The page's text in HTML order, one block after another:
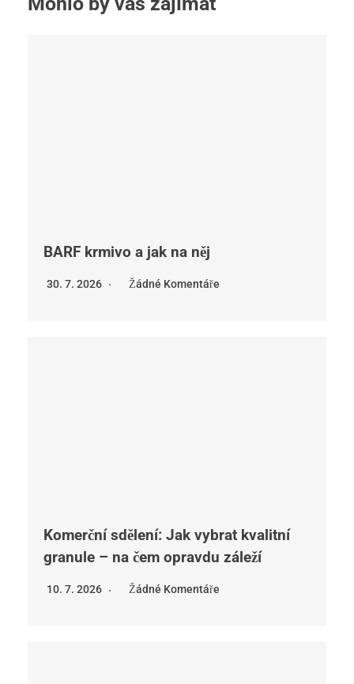
BARF krmivo a jak na něj
30. 7. 2026 Žádné Komentáře
Komerční sdělení: Jak vybrat kvalitní
granule – na čem opravdu záleží
10. 7. 2026 Žádné Komentáře